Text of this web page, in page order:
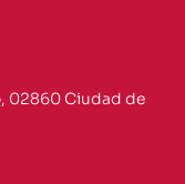
02860 Ciudad de